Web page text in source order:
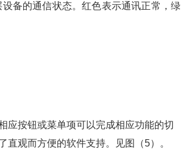
备的通信状态。红色表示通讯正常，绿
应按钮或菜单项可以完成相应功能的切
观而方便的软件支持。见图（5）。